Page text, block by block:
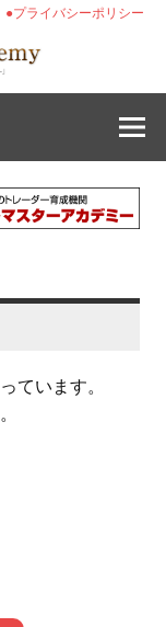
●プライバシーポリシー
ています。